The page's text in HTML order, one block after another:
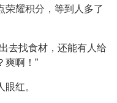
荣耀积分，等到人多了
去找食材，还能有人给
爽啊！”
红。